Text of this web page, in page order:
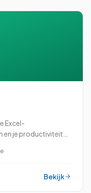
Excel-
en je productiviteit
perfec...
Bekijk